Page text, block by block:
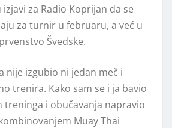
za Radio Koprijan da se
za turnir u februaru, a već u
Švedske.
nije izgubio ni jedan meč i
trenira. Kako sam se i ja bavio
i obučavanja napravio
Muay Thai